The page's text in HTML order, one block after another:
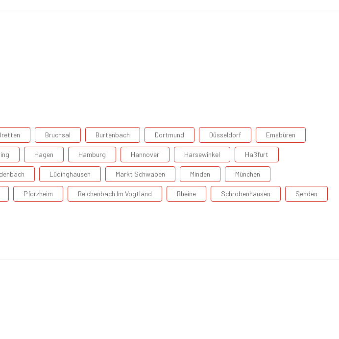
Bruchsal Burtenbach Dortmund Düsseldorf Emsbüren
Hagen Hamburg Hannover Harsewinkel Haßfurt
Lüdinghausen Markt Schwaben Minden München
Pforzheim Reichenbach Im Vogtland Rheine Schrobenhausen Senden